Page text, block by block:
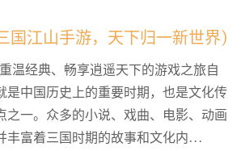
国江山手游，天下归一新世界)
经典、畅享逍遥天下的游戏之旅自
是中国历史上的重要时期，也是文化传
之一。众多的小说、戏曲、电影、动画
丰富着三国时期的故事和文化内...